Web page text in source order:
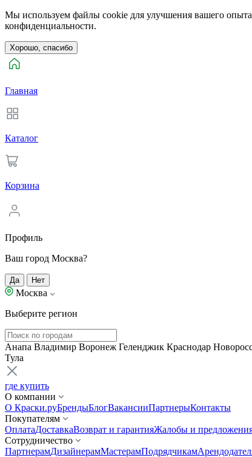
Мы используем файлы cookie для улучшения вашего опыта
конфиденциальности.
Хорошо, спасибо
Главная
Каталог
Корзина
Профиль
Ваш город Москва?
Да Нет
Москва
Выберите регион
Анапа Владимир Воронеж Геленджик Краснодар
Тула
где купить
О компании
О Краски.руБрендыБлогВакансииПартнерыКонтакты
Покупателям
ОплатаДоставкаВозврат и гарантияЖалобы и
Сотрудничество
ПартнерамДизайнерамМастерамПодрядчикам